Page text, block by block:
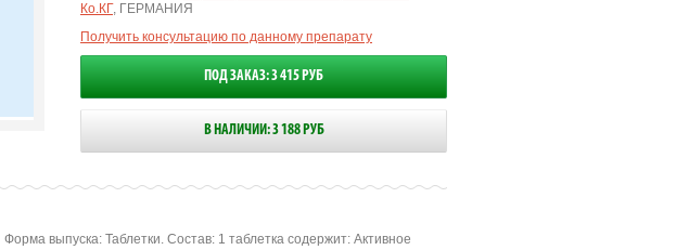
Ко.КГ, ГЕРМАНИЯ
Получить консультацию по данному препарату
ПОД ЗАКАЗ: 3 415 РУБ
В НАЛИЧИИ: 3 188 РУБ
Форма выпуска: Таблетки. Состав: 1 таблетка содержит: Активное